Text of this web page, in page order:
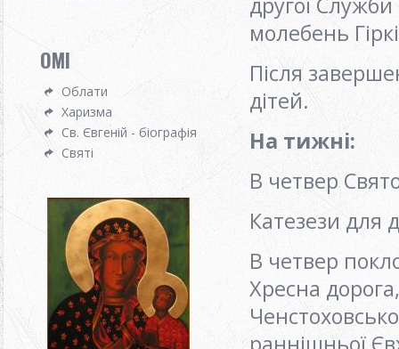
OMI
Облати
Харизма
Св. Євгеній - біографія
Святі
молебень
Після
дітей.
На тижні:
В четвер
Катезези для
В четвер
Хресна